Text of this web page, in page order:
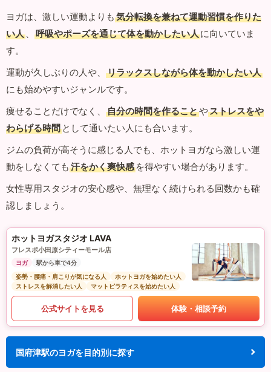
ヨガは、激しい運動よりも 気分転換を兼ねて運動習慣を作りた
い人 、 呼吸やポーズを通じて体を動かしたい人に向いていま
す。
運動が久しぶりの人や、
リラックスしながら体を動かしたい人
にも始めやすいジャンルです。
痩せることだけでなく、
自分の時間を作ることやストレスをや
わらげる時間 として通いたい人にも合います。
ジムの負荷が高そうに感じる人でも、ホットヨガなら激しい運
動をしなくても 汗をかく爽快感 を得やすい場合があります。
女性専用スタジオの安心感や、無理なく続けられる回数かも確
認しましょう。
ホットヨガスタジオ LAVA
フレスポ小田原シティーモール店
ヨガ
駅から車で4分
姿勢・腰痛・肩こりが気になる人
ホットヨガを始めたい人
ストレスを解消したい人
マットピラティスを始めたい人
公式サイトを見る 体験・相談予約
国府津駅のヨガを目的別に探す